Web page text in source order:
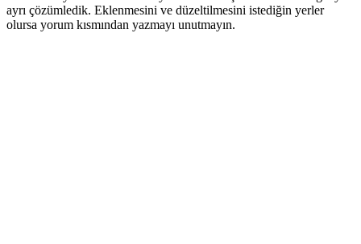
ayrı çözümledik. Eklenmesini ve düzeltilmesini istediğin yerler
olursa yorum kısmından yazmayı unutmayın.